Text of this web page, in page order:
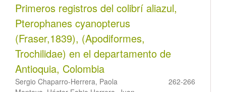
Primeros registros del colibrí aliazul,
Pterophanes cyanopterus
(Fraser,1839), (Apodiformes,
Trochilidae) en el departamento de
Antioquia, Colombia
Sergio Chaparro-Herrera, Paola
262-266